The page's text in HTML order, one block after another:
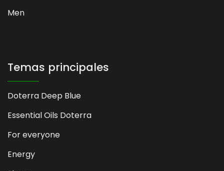
Men
Temas principales
Doterra Deep Blue
Essential Oils Doterra
For everyone
Energy